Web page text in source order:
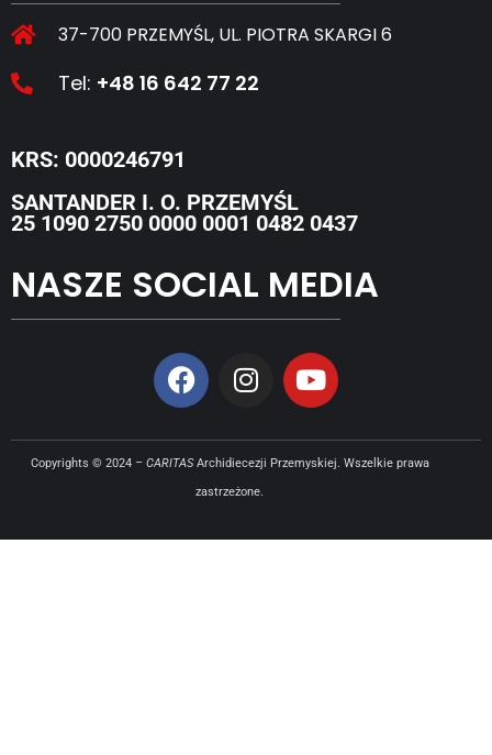
37-700 PRZEMYŚL, UL. PIOTRA SKARGI 6
Tel: +48 16 642 77 22
KRS: 0000246791
SANTANDER I. O. PRZEMYŚL
25 1090 2750 0000 0001 0482 0437
NASZE SOCIAL MEDIA
Copyrights © 2024 – CARITASArchidiecezji Przemyskiej. Wszelkie prawa
zastrzeżone.